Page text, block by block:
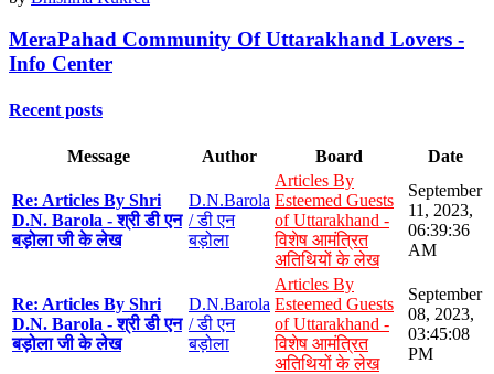
MeraPahad Community Of Uttarakhand Lovers -
Info Center
Recent posts
Message Author Board Date
Re: Articles By Shri
D.N. Barola - श्री डी एन
बड़ोला जी के लेख
D.N.Barola
/ डी एन
बड़ोला
Articles By
Esteemed Guests
of Uttarakhand -
विशेष आमंत्रित
अतिथियों के लेख
September
11, 2023,
06:39:36
AM
Re: Articles By Shri
D.N. Barola - श्री डी एन
बड़ोला जी के लेख
D.N.Barola
/ डी एन
बड़ोला
Articles By
Esteemed Guests
of Uttarakhand -
विशेष आमंत्रित
अतिथियों के लेख
September
08, 2023,
03:45:08
PM